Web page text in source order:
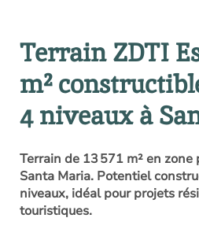
Terrain ZDTI
m²
4 niveaux à
Terrain de 13 571 m² en zone
Santa Maria. Potentiel
niveaux, idéal pour projets
touristiques.